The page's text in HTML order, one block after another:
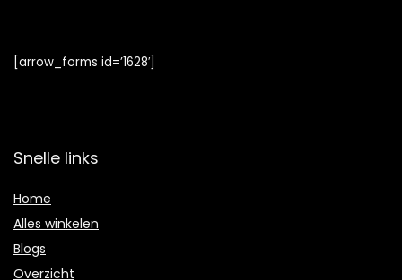
[arrow_forms id=’1628′]
Snelle links
Home
Alles winkelen
Blogs
Overzicht